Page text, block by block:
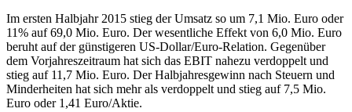
Im ersten Halbjahr 2015 stieg der Umsatz so um 7,1 Mio. Euro oder
11% auf 69,0 Mio. Euro. Der wesentliche Effekt von 6,0 Mio. Euro
beruht auf der günstigeren US-Dollar/Euro-Relation. Gegenüber
dem Vorjahreszeitraum hat sich das EBIT nahezu verdoppelt und
stieg auf 11,7 Mio. Euro. Der Halbjahresgewinn nach Steuern und
Minderheiten hat sich mehr als verdoppelt und stieg auf 7,5 Mio.
Euro oder 1,41 Euro/Aktie.